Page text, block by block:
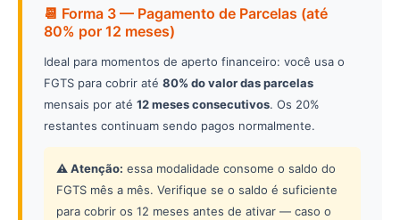
📆 Forma 3 — Pagamento de Parcelas (até
80% por 12 meses)
Ideal para momentos de aperto financeiro: você usa o
FGTS para cobrir até 80% do valor das parcelas
mensais por até 12 meses consecutivos. Os 20%
restantes continuam sendo pagos normalmente.
⚠️ Atenção: essa modalidade consome o saldo do
FGTS mês a mês. Verifique se o saldo é suficiente
para cobrir os 12 meses antes de ativar — caso o